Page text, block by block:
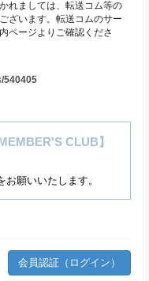
れましては、転送コム等の
ざいます。転送コムのサー
ページよりご確認くださ
540405
CLUB】
お願いいたします。
会員認証（ログイン）